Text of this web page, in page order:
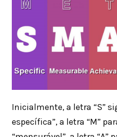
Inicialmente, a letra “S”
específica”, a letra “M”